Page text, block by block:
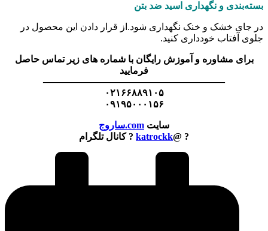
بسته‌بندی و نگهداری اسید ضد بتن
در جای خشک و خنک نگهداری شود.از قرار دادن این محصول در
جلوی آفتاب خودداری کنید.
برای مشاوره و آموزش رایگان با شماره های زیر تماس حاصل
فرمایید
———————————————————
۰۲۱۶۶۸۸۹۱۰۵
۰۹۱۹۵۰۰۰۱۵۶
سایت com.ساروج
? @
katrockk ? کانال تلگرام